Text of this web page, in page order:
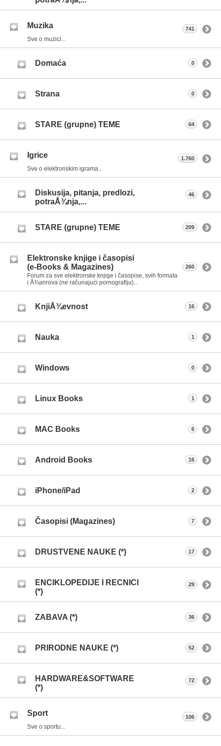
Muzika
Sve o muzici...
741
Domaća 0
Strana 0
STARE (grupne) TEME 64
Igrice
Sve o elektronskim igrama...
1.760
Diskusija, pitanja, predlozi,
potraÅ¾nja,...
46
STARE (grupne) TEME 209
Elektronske knjige i časopisi
(e-Books & Magazines)
Forum za sve elektronske knjige i časopise, svih formata
i Å¾anrova (ne računajući pornografiju)...
260
KnjiÅ¾evnost 16
Nauka 1
Windows 0
Linux Books 1
MAC Books 6
Android Books 16
iPhone/iPad 2
Časopisi (Magazines) 7
DRUSTVENE NAUKE (*) 17
ENCIKLOPEDIJE I RECNICI
(*)
29
ZABAVA (*) 36
PRIRODNE NAUKE (*) 52
HARDWARE&SOFTWARE
(*)
72
Sport
Sve o sportu...
106